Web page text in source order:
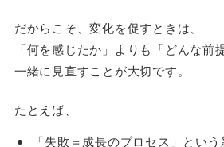
だからこそ、変化を促すときは、
「何を感じたか」よりも「どんな前
一緒に見直すことが大切です。
たとえば、
「失敗＝成長のプロセス」とい